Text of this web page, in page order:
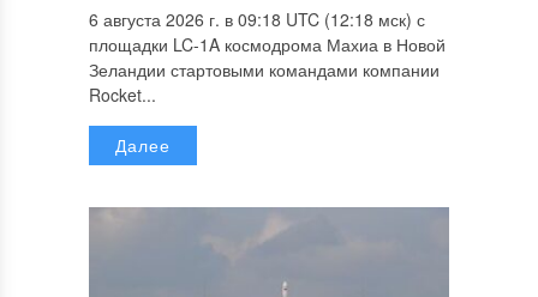
6 августа 2026 г. в 09:18 UTC (12:18 мск) с
площадки LC-1A космодрома Махиа в Новой
Зеландии стартовыми командами компании
Rocket...
Далее